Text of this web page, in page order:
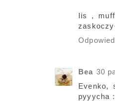
Iis ,
Bea 30
Evenko,
pyyycha